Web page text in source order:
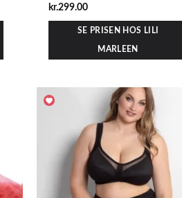
kr.299.00
SE PRISEN HOS LILI
MARLEEN